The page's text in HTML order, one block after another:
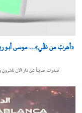
«أهربُ من ظلّي»… موسى أبو
صدرت حديثاً عن دار الآن ناشرون